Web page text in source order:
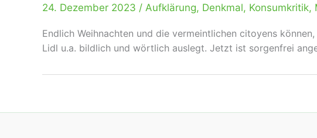
24. Dezember 2023 / Aufklärung, Denkmal, Konsumkritik,
Endlich Weihnachten und die vermeintlichen citoyens
Lidl u.a. bildlich und wörtlich auslegt. Jetzt ist sorgenfrei